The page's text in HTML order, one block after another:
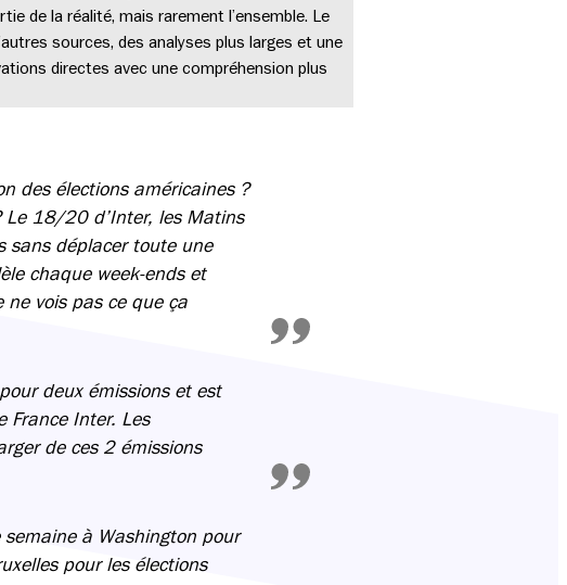
de la réalité, mais rarement l’ensemble. Le
sources, des analyses plus larges et une
directes avec une compréhension plus
des élections américaines ?
Le 18/20 d’Inter, les Matins
sans déplacer toute une
chaque week-ends et
ne vois pas ce que ça
deux émissions et est
France Inter. Les
de ces 2 émissions
à Washington pour
pour les élections